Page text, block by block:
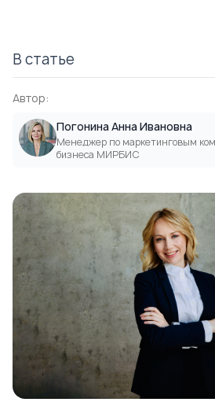
В статье
Автор:
Погонина Анна Ивановна
Менеджер по маркетинговым
бизнеса МИРБИС